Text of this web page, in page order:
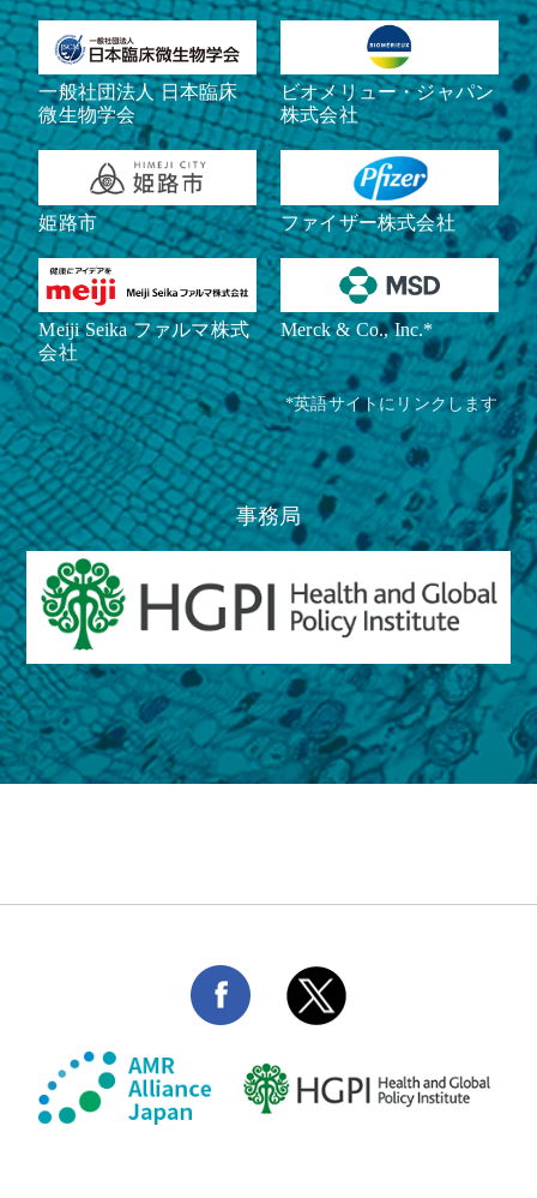
一般社団法人 日本臨床
微生物学会
ビオメリュー・ジャパン
株式会社
姫路市 ファイザー株式会社
Meiji Seika ファルマ株式
会社
Merck & Co., Inc.*
*英語サイトにリンクします
事務局